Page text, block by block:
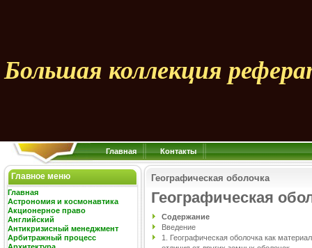
Большая коллекция
Главная Контакты
Главное меню
Главная
Астрономия и космонавтика
Акционерное право
Английский
Антикризисный менеджмент
Арбитражный процесс
Географическая оболочка
Географическая
Содержание
Введение
1. Географическая оболочка как